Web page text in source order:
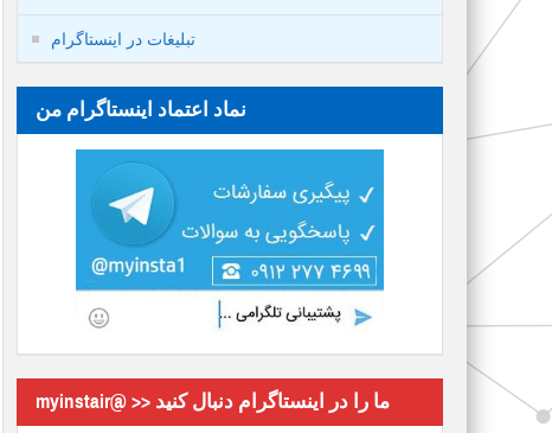
تبلیغات در اینستاگرام
نماد اعتماد اینستاگرام من
myinstair@ >> ما را در اینستاگرام دنبال کنید